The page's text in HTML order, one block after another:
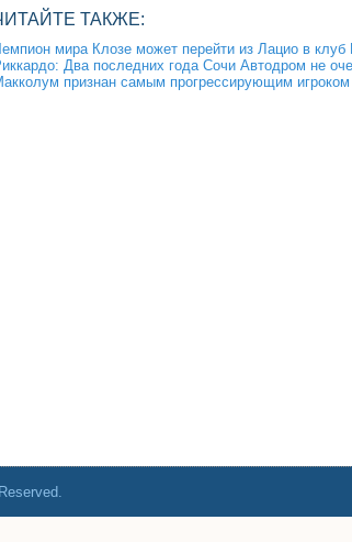
ТАКЖЕ:
мира Клозе может перейти из Лацио в
Два последних года Сочи Автодром не
признан самым прогрессирующим